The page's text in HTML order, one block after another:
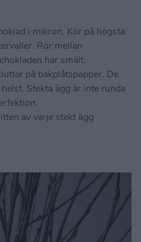
i mikron. Kör på högsta
Rör mellan
har smält.
på bakplåtspapper. De
Stekta ägg är inte runda
av varje stekt ägg